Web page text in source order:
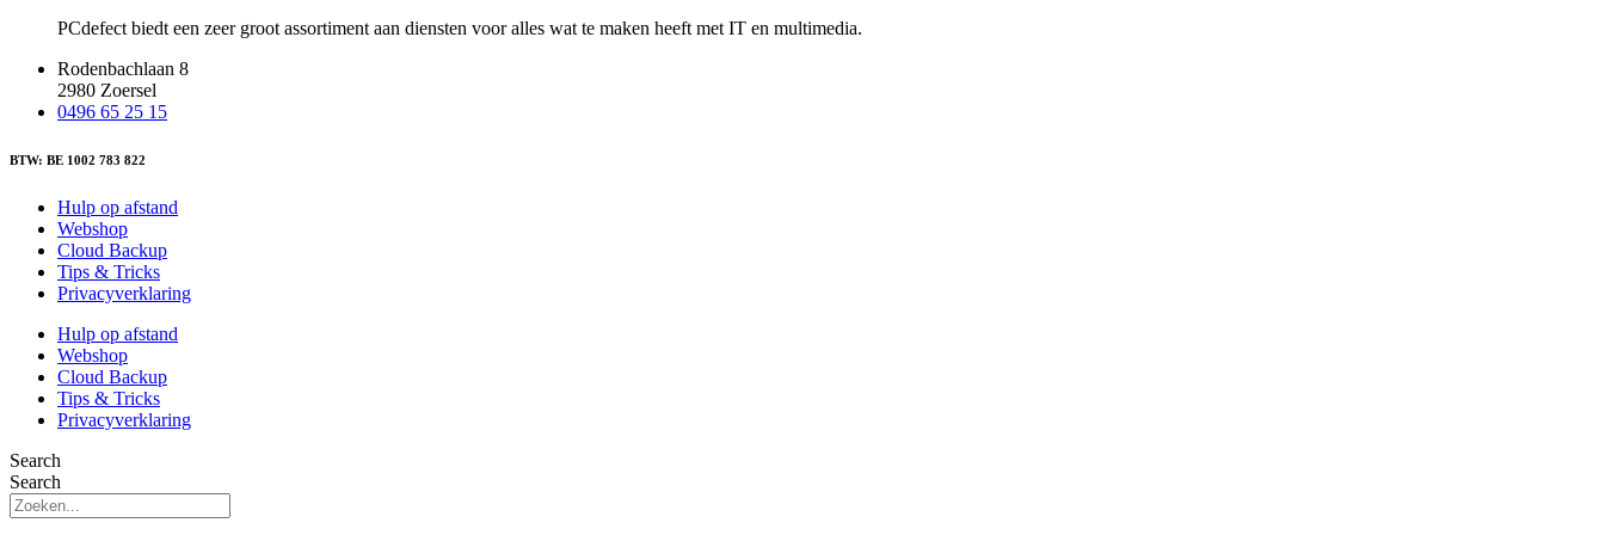
PCdefect biedt een zeer groot assortiment aan diensten voor alles wat te maken heeft met IT en multimedia.
Rodenbachlaan 8
2980 Zoersel
0496 65 25 15
BTW: BE 1002 783 822
Hulp op afstand
Webshop
Cloud Backup
Tips & Tricks
Privacyverklaring
Hulp op afstand
Webshop
Cloud Backup
Tips & Tricks
Privacyverklaring
Search
Search